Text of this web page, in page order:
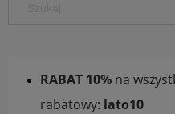
RABAT 10% na
rabatowy: lato10